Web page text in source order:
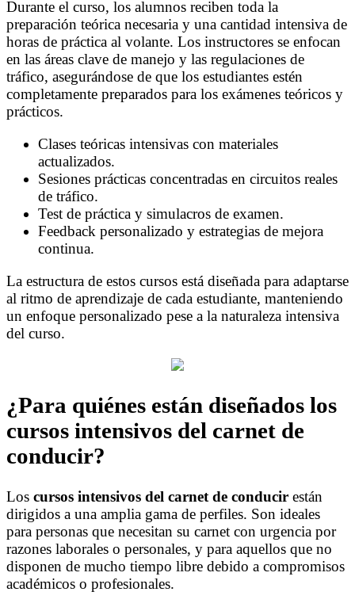
Durante el curso, los alumnos reciben toda la
preparación teórica necesaria y una cantidad intensiva de
horas de práctica al volante. Los instructores se enfocan
en las áreas clave de manejo y las regulaciones de
tráfico, asegurándose de que los estudiantes estén
completamente preparados para los exámenes teóricos y
prácticos.
Clases teóricas intensivas con materiales
actualizados.
Sesiones prácticas concentradas en circuitos reales
de tráfico.
Test de práctica y simulacros de examen.
Feedback personalizado y estrategias de mejora
continua.
La estructura de estos cursos está diseñada para adaptarse
al ritmo de aprendizaje de cada estudiante, manteniendo
un enfoque personalizado pese a la naturaleza intensiva
del curso.
¿Para quiénes están diseñados los
cursos intensivos del carnet de
conducir?
Los cursos intensivos del carnet de conducir están
dirigidos a una amplia gama de perfiles. Son ideales
para personas que necesitan su carnet con urgencia por
razones laborales o personales, y para aquellos que no
disponen de mucho tiempo libre debido a compromisos
académicos o profesionales.